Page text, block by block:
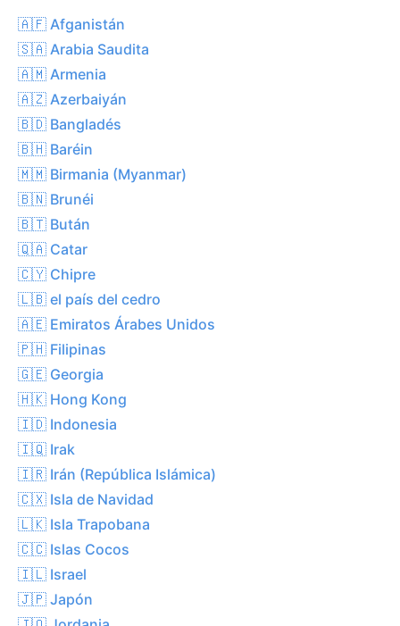
🇦🇫 Afganistán
🇸🇦 Arabia Saudita
🇦🇲 Armenia
🇦🇿 Azerbaiyán
🇧🇩 Bangladés
🇧🇭 Baréin
🇲🇲 Birmania (Myanmar)
🇧🇳 Brunéi
🇧🇹 Bután
🇶🇦 Catar
🇨🇾 Chipre
🇱🇧 el país del cedro
🇦🇪 Emiratos Árabes Unidos
🇵🇭 Filipinas
🇬🇪 Georgia
🇭🇰 Hong Kong
🇮🇩 Indonesia
🇮🇶 Irak
🇮🇷 Irán (República Islámica)
🇨🇽 Isla de Navidad
🇱🇰 Isla Trapobana
🇨🇨 Islas Cocos
🇮🇱 Israel
🇯🇵 Japón